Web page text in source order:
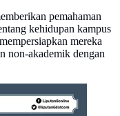
pemahaman
kehidupan kampus
mereka
non-akademik dengan
Terkait Revisi